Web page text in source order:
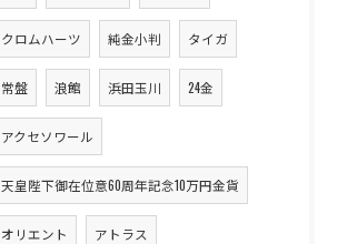
クロムハーツ 純金小判 タイガ
常盤 浪館 浜田玉川 24金
アクセソワール
天皇陛下御在位意60周年記念10万円金貨
オリエント アトラス